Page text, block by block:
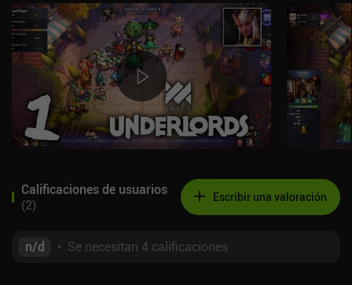
Calificaciones de usuarios
(2) Escribir una valoración
n/d • Se necesitan 4 calificaciones